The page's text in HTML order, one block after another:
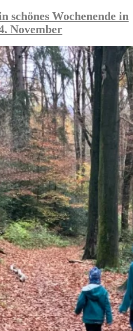
hebt
auf
&
macht
die
Schulen
sicher
schönes Wochenende in
November